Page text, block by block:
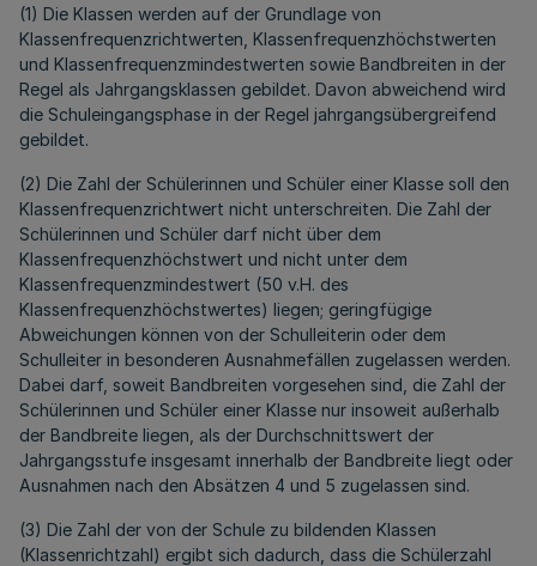
(1) Die Klassen werden auf der Grundlage von
Klassenfrequenzrichtwerten, Klassenfrequenzhöchstwerten
und Klassenfrequenzmindestwerten sowie Bandbreiten in der
Regel als Jahrgangsklassen gebildet. Davon abweichend wird
die Schuleingangsphase in der Regel jahrgangsübergreifend
gebildet.
(2) Die Zahl der Schülerinnen und Schüler einer Klasse soll den
Klassenfrequenzrichtwert nicht unterschreiten. Die Zahl der
Schülerinnen und Schüler darf nicht über dem
Klassenfrequenzhöchstwert und nicht unter dem
Klassenfrequenzmindestwert (50 v.H. des
Klassenfrequenzhöchstwertes) liegen; geringfügige
Abweichungen können von der Schulleiterin oder dem
Schulleiter in besonderen Ausnahmefällen zugelassen werden.
Dabei darf, soweit Bandbreiten vorgesehen sind, die Zahl der
Schülerinnen und Schüler einer Klasse nur insoweit außerhalb
der Bandbreite liegen, als der Durchschnittswert der
Jahrgangsstufe insgesamt innerhalb der Bandbreite liegt oder
Ausnahmen nach den Absätzen 4 und 5 zugelassen sind.
(3) Die Zahl der von der Schule zu bildenden Klassen
(Klassenrichtzahl) ergibt sich dadurch, dass die Schülerzahl